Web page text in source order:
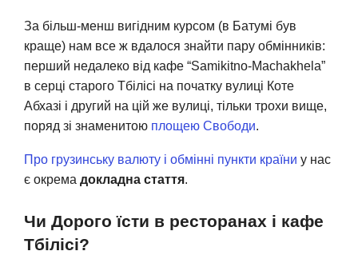
За більш-менш вигідним курсом (в Батумі був
краще) нам все ж вдалося знайти пару обмінників:
перший недалеко від кафе “Samikitno-Machakhela”
в серці старого Тбілісі на початку вулиці Коте
Абхазі і другий на цій же вулиці, тільки трохи вище,
поряд зі знаменитою площею Свободи.
Про грузинську валюту і обмінні пункти країни у нас
є окрема докладна стаття.
Чи Дорого їсти в ресторанах і кафе
Тбілісі?